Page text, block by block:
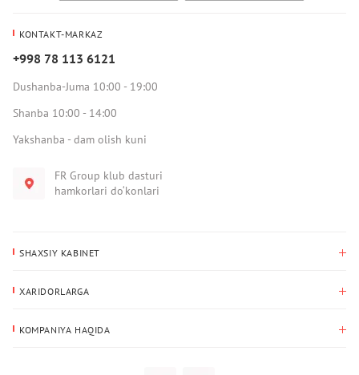
KONTAKT-MARKAZ
+998 78 113 6121
Dushanba-Juma 10:00 - 19:00
Shanba 10:00 - 14:00
Yakshanba - dam olish kuni
FR Group klub dasturi
hamkorlari do‘konlari
SHAXSIY KABINET
Yetkazib berish manzili
XARIDORLARGA
KOMPANIYA HAQIDA